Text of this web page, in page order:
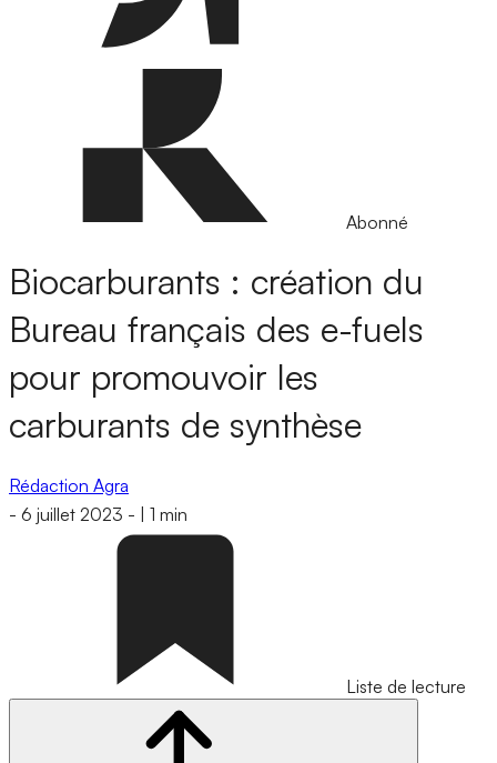
Abonné
Biocarburants : création du
Bureau français des e-fuels
pour promouvoir les
carburants de synthèse
Rédaction Agra
- 6 juillet 2023 - 1 min
Liste de lecture